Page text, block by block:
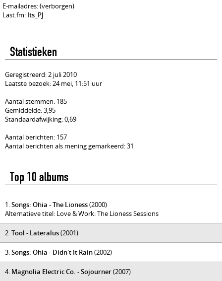
E-mailadres: (verborgen)
Last.fm: Its_PJ
Statistieken
Geregistreerd: 2 juli 2010
Laatste bezoek: 24 mei, 11:51 uur
Aantal stemmen: 185
Gemiddelde: 3,95
Standaardafwijking: 0,69
Aantal berichten: 157
Aantal berichten als mening gemarkeerd: 31
Top 10 albums
1.Songs: Ohia - The Lioness(2000)
Alternatieve titel: Love & Work: The Lioness Sessions
2.Tool - Lateralus(2001)
3.Songs: Ohia - Didn't It Rain(2002)
4. Magnolia Electric Co. - Sojourner(2007)